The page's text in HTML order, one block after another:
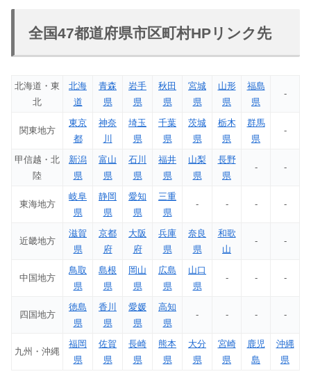
全国47都道府県市区町村HPリンク先
北海道・東
北
北海
道
青森
県
岩手
県
秋田
県
宮城
県
山形
県
福島
県
-
関東地方
東京
都
神奈
川
埼玉
県
千葉
県
茨城
県
栃木
県
群馬
県
-
甲信越・北
陸
新潟
県
富山
県
石川
県
福井
県
山梨
県
長野
県
- -
東海地方
岐阜
県
静岡
県
愛知
県
三重
県
- - - -
近畿地方
滋賀
県
京都
府
大阪
府
兵庫
県
奈良
県
和歌
山
- -
中国地方
鳥取
県
島根
県
岡山
県
広島
県
山口
県
- - -
四国地方
徳島
県
香川
県
愛媛
県
高知
県
- - - -
九州・沖縄
福岡
県
佐賀
県
長崎
県
熊本
県
大分
県
宮崎
県
鹿児
島
沖縄
県